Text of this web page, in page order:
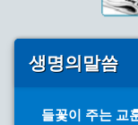
생명의말씀
들꽃이 주는 교